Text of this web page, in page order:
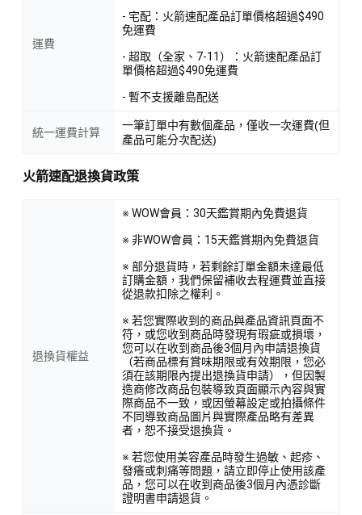
運費
- 宅配：火箭速配產品訂單價格超過$490
免運費
- 超取（全家、7-11）：火箭速配產品訂
單價格超過$490免運費
- 暫不支援離島配送
統一運費計算
一筆訂單中有數個產品，僅收一次運費(但
產品可能分次配送)
火箭速配退換貨政策
退換貨權益
※ WOW會員：30天鑑賞期內免費退貨
※ 非WOW會員：15天鑑賞期內免費退貨
※ 部分退貨時，若剩餘訂單金額未達最低
訂購金額，我們保留補收去程運費並直接
從退款扣除之權利。
※ 若您實際收到的商品與產品資訊頁面不
符，或您收到商品時發現有瑕疵或損壞，
您可以在收到商品後3個月內申請退換貨
（若商品標有賞味期限或有效期限，您必
須在該期限內提出退換貨申請），但因製
造商修改商品包裝導致頁面顯示內容與實
際商品不一致，或因螢幕設定或拍攝條件
不同導致商品圖片與實際產品略有差異
者，恕不接受退換貨。
※ 若您使用美容產品時發生過敏、起疹、
發癢或刺痛等問題，請立即停止使用該產
品，您可以在收到商品後3個月內憑診斷
證明書申請退貨。